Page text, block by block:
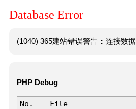
Database Error
(1040) 365建站错误警告：连接数
PHP Debug
No. File